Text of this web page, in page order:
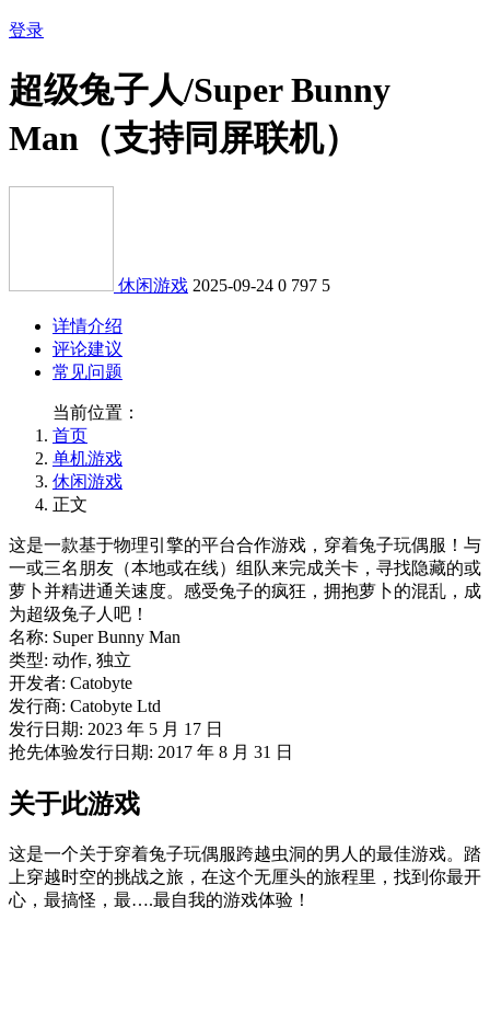
登录
超级兔子人/Super Bunny
Man（支持同屏联机）
休闲游戏 2025-09-24 0 797 5
详情介绍
评论建议
常见问题
当前位置：
首页
单机游戏
休闲游戏
正文
这是一款基于物理引擎的平台合作游戏，穿着兔子玩偶服！与
一或三名朋友（本地或在线）组队来完成关卡，寻找隐藏的或
萝卜并精进通关速度。感受兔子的疯狂，拥抱萝卜的混乱，成
为超级兔子人吧！
名称: Super Bunny Man
类型: 动作, 独立
开发者: Catobyte
发行商: Catobyte Ltd
发行日期: 2023 年 5 月 17 日
抢先体验发行日期: 2017 年 8 月 31 日
关于此游戏
这是一个关于穿着兔子玩偶服跨越虫洞的男人的最佳游戏。踏
上穿越时空的挑战之旅，在这个无厘头的旅程里，找到你最开
心，最搞怪，最….最自我的游戏体验！